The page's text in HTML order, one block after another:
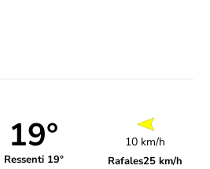
19°
Ressenti 19°
10 km/h
Rafales25 km/h